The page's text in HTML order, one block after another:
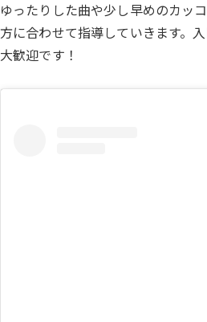
ゆったりした曲や少し早めのカッ
方に合わせて指導していきます。
大歓迎です！